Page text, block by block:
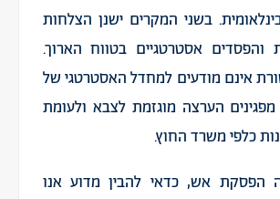
בשני המקרים ישנן הצלחות
והפסדים אסטרטגיים בטווח הארוך.
אינם מודעים למחדל האסטרטגי של
מפגינים הערצה מוגזמת לצבא ולעומת
כלפי משרד החוץ.
הפסקת אש, כדאי להבין מדוע אנו